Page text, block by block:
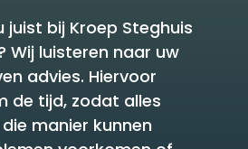
juist bij Kroep Steghuis
Wij luisteren naar uw
advies. Hiervoor
de tijd, zodat alles
manier kunnen